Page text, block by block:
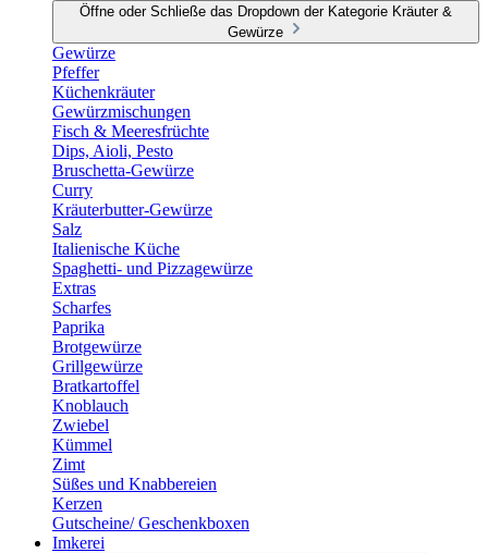
Öffne oder Schließe das Dropdown der Kategorie Kräuter &
Gewürze
Gewürze
Pfeffer
Küchenkräuter
Gewürzmischungen
Fisch & Meeresfrüchte
Dips, Aioli, Pesto
Bruschetta-Gewürze
Curry
Kräuterbutter-Gewürze
Salz
Italienische Küche
Spaghetti- und Pizzagewürze
Extras
Scharfes
Paprika
Brotgewürze
Grillgewürze
Bratkartoffel
Knoblauch
Zwiebel
Kümmel
Zimt
Süßes und Knabbereien
Kerzen
Gutscheine/ Geschenkboxen
Imkerei